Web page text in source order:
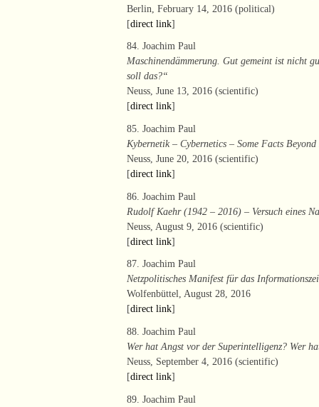
Berlin, February 14, 2016 (political)
[direct link]
84. Joachim Paul
Maschinendämmerung. Gut gemeint ist nicht
soll das?“
Neuss, June 13, 2016 (scientific)
[direct link]
85. Joachim Paul
Kybernetik – Cybernetics – Some Facts
Neuss, June 20, 2016 (scientific)
[direct link]
86. Joachim Paul
Rudolf Kaehr (1942 – 2016) – Versuch eines
Neuss, August 9, 2016 (scientific)
[direct link]
87. Joachim Paul
Netzpolitisches Manifest für das
Wolfenbüttel, August 28, 2016
[direct link]
88. Joachim Paul
Wer hat Angst vor der Superintelligenz? Wer
Neuss, September 4, 2016 (scientific)
[direct link]
89. Joachim Paul